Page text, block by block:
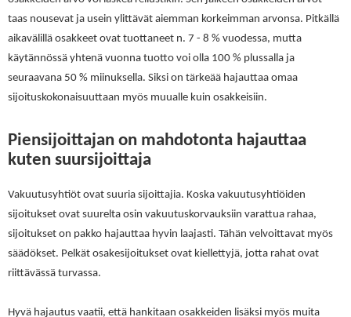
taas nousevat ja usein ylittävät aiemman korkeimman arvonsa. Pitkällä
aikavälillä osakkeet ovat tuottaneet n. 7 - 8 % vuodessa, mutta
käytännössä yhtenä vuonna tuotto voi olla 100 % plussalla ja
seuraavana 50 % miinuksella. Siksi on tärkeää hajauttaa omaa
sijoituskokonaisuuttaan myös muualle kuin osakkeisiin.
Piensijoittajan on mahdotonta hajauttaa
kuten suursijoittaja
Vakuutusyhtiöt ovat suuria sijoittajia. Koska vakuutusyhtiöiden
sijoitukset ovat suurelta osin vakuutuskorvauksiin varattua rahaa,
sijoitukset on pakko hajauttaa hyvin laajasti. Tähän velvoittavat myös
säädökset. Pelkät osakesijoitukset ovat kiellettyjä, jotta rahat ovat
riittävässä turvassa.
Hyvä hajautus vaatii, että hankitaan osakkeiden lisäksi myös muita